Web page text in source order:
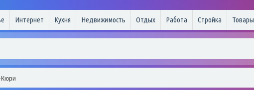
Интернет Кухня Недвижимость Отдых Работа Стройка Товары